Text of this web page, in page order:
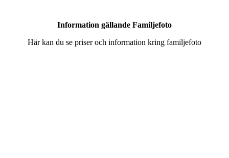
Information gällande Familjefoto
Här kan du se priser och information kring familjefoto